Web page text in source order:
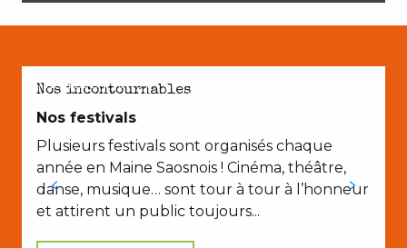
AVEC LES ENFANTS
Nos incontournables
Nos festivals
Plusieurs festivals sont organisés chaque
année en Maine Saosnois ! Cinéma, théâtre,
danse, musique… sont tour à tour à l’honneur
et attirent un public toujours...